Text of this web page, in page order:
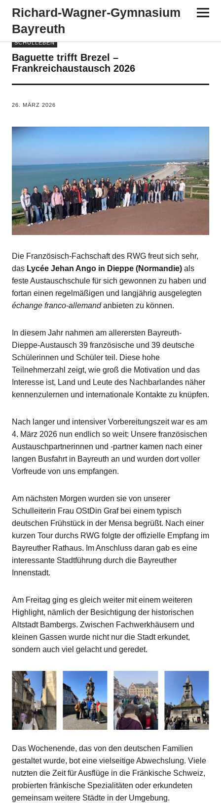
Richard-​​Wagner-​​Gymnasium
Bayreuth
SCHULLEBEN
Baguette trifft Brezel –
Frankreichaustausch 2026
26. MÄRZ 2026
Die Französisch-Fachschaft des RWG freut sich sehr,
das Lycée Jehan Ango in Dieppe (Normandie)als
feste Austauschschule für sich gewonnen zu haben und
fortan einen regelmäßigen und langjährig ausgelegten
échange franco-allemandanbieten zu können.
In diesem Jahr nahmen am allerersten Bayreuth-
Dieppe-Austausch 39 französische und 39 deutsche
Schülerinnen und Schüler teil. Diese hohe
Teilnehmerzahl zeigt, wie groß die Motivation und das
Interesse ist, Land und Leute des Nachbarlandes näher
kennenzulernen und internationale Kontakte zu knüpfen.
Nach langer und intensiver Vorbereitungszeit war es am
4. März 2026 nun endlich so weit: Unsere französischen
Austauschpartnerinnen und -partner kamen nach einer
langen Busfahrt in Bayreuth an und wurden dort voller
Vorfreude von uns empfangen.
Am nächsten Morgen wurden sie von unserer
Schulleiterin Frau OStDin Graf bei einem typisch
deutschen Frühstück in der Mensa begrüßt. Nach einer
kurzen Tour durchs RWG folgte der offizielle Empfang im
Bayreuther Rathaus. Im Anschluss daran gab es eine
interessante Stadtführung durch die Bayreuther
Innenstadt.
Am Freitag ging es gleich weiter mit einem weiteren
Highlight, nämlich der Besichtigung der historischen
Altstadt Bambergs. Zwischen Fachwerkhäusern und
kleinen Gassen wurde nicht nur die Stadt erkundet,
sondern auch viel gelacht und geredet.
Das Wochenende, das von den deutschen Familien
gestaltet wurde, bot eine vielseitige Abwechslung. Viele
nutzten die Zeit für Ausflüge in die Fränkische Schweiz,
probierten fränkische Spezialitäten oder erkundeten
gemeinsam weitere Städte in der Umgebung.